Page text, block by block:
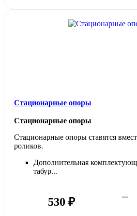
Стационарные опоры
Стационарные опоры
Стационарные опоры ставятся
роликов.
Дополнительная
табур...
530 ₽